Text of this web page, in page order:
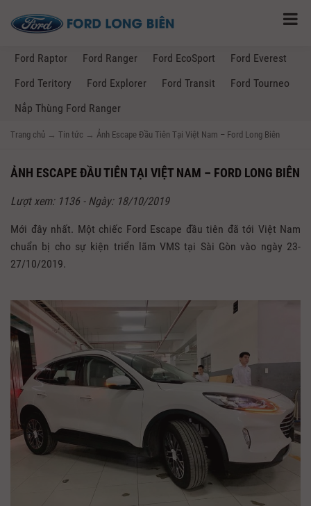
Ford Raptor Ford Ranger Ford EcoSport
Ford Everest
Ford Teritory
Ford Explorer Ford Transit
Ford Tourneo
Nắp Thùng Ford Ranger
Trang chủ → Tin tức → Ảnh Escape Đầu Tiên Tại Việt Nam – Ford Long Biên
ẢNH ESCAPE ĐẦU TIÊN TẠI VIỆT NAM – FORD LONG BIÊN
Lượt xem: 1136 - Ngày: 18/10/2019
Mới đây nhất. Một chiếc Ford Escape đầu tiên đã tới Việt Nam
chuẩn bị cho sự kiện triển lãm VMS tại Sài Gòn vào ngày 23-
27/10/2019.